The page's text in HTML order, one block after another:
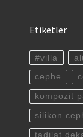
Etiketler
#villa
cephe
kompozit
silikon
tadilat